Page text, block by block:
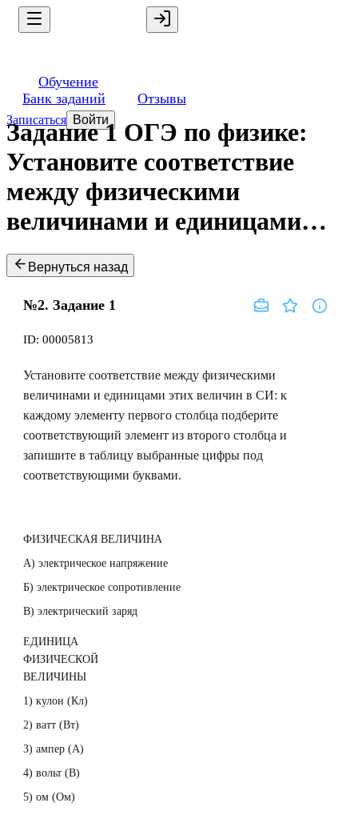
Обучение
Банк заданий
Отзывы
Записаться Войти
Задание 1 ОГЭ по физике:
Установите соответствие
между физическими
величинами и единицами…
Вернуться назад
№2. Задание 1
ID: 00005813
Установите соответствие между физическими
величинами и единицами этих величин в СИ: к
каждому элементу первого столбца подберите
соответствующий элемент из второго столбца и
запишите в таблицу выбранные цифры под
соответствующими буквами.
ФИЗИЧЕСКАЯ ВЕЛИЧИНА
А) электрическое напряжение
Б) электрическое сопротивление
В) электрический заряд
ЕДИНИЦА
ФИЗИЧЕСКОЙ
ВЕЛИЧИНЫ
1) кулон (Кл)
2) ватт (Вт)
3) ампер (А)
4) вольт (В)
5) ом (Ом)